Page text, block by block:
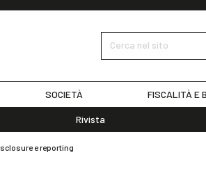
Cerca nel sito
SOCIETÀ FISCALITÀ E
Rivista
e reporting